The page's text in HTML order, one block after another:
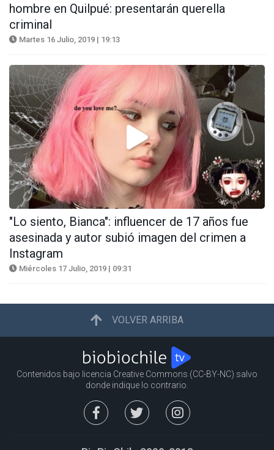
hombre en Quilpué: presentarán querella
criminal
Martes 16 Julio, 2019 | 19:13
"Lo siento, Bianca": influencer de 17 años fue
asesinada y autor subió imagen del crimen a
Instagram
Miércoles 17 Julio, 2019 | 09:31
VOLVER ARRIBA
Contenidos bajo licencia Creative Commons (CC-BY-NC) salvo
donde indique lo contrario.